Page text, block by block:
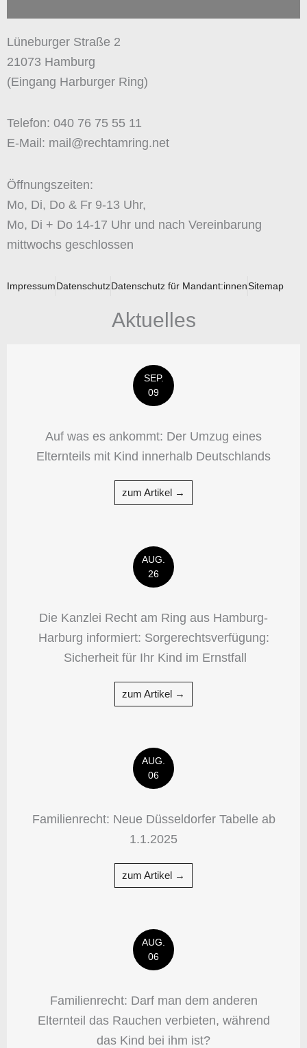
Lüneburger Straße 2
21073 Hamburg
(Eingang Harburger Ring)
Telefon: 040 76 75 55 11
E-Mail: mail@rechtamring.net
Öffnungszeiten:
Mo, Di, Do & Fr 9-13 Uhr,
Mo, Di + Do 14-17 Uhr und nach Vereinbarung
mittwochs geschlossen
ImpressumDatenschutzDatenschutz für Mandant:innenSitemap
Aktuelles
SEP.
09
Auf was es ankommt: Der Umzug eines
Elternteils mit Kind innerhalb Deutschlands
zum Artikel →
AUG.
26
Die Kanzlei Recht am Ring aus Hamburg-
Harburg informiert: Sorgerechtsverfügung:
Sicherheit für Ihr Kind im Ernstfall
zum Artikel →
AUG.
06
Familienrecht: Neue Düsseldorfer Tabelle ab
1.1.2025
zum Artikel →
AUG.
06
Familienrecht: Darf man dem anderen
Elternteil das Rauchen verbieten, während
das Kind bei ihm ist?